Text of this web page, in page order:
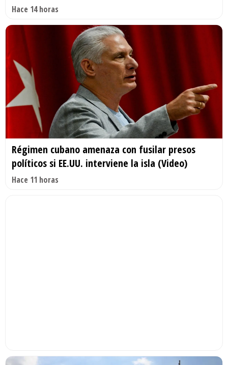
Hace 14 horas
Régimen cubano amenaza con fusilar presos
políticos si EE.UU. interviene la isla (Video)
Hace 11 horas